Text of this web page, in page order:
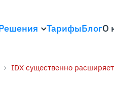
ТарифыБлогО
IDX существенно